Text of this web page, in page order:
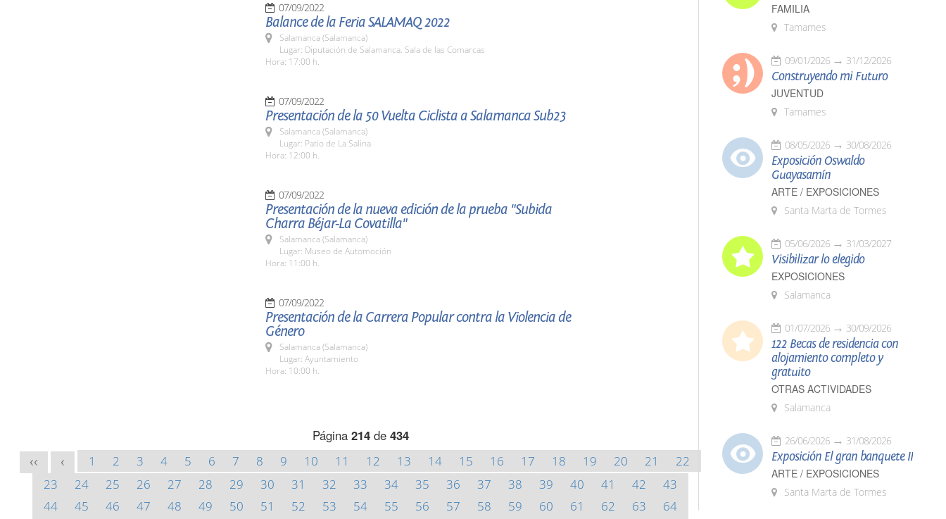
07/09/2022
Balance de la Feria SALAMAQ 2022
Salamanca (Salamanca)
Lugar: Diputación de Salamanca. Sala de las Comarcas
Hora: 17:00 h.
07/09/2022
Presentación de la 50 Vuelta Ciclista a Salamanca Sub23
Salamanca (Salamanca)
Lugar: Patio de La Salina
Hora: 12:00 h.
07/09/2022
Presentación de la nueva edición de la prueba "Subida
Charra Béjar-La Covatilla"
Salamanca (Salamanca)
Lugar: Museo de Automoción
Hora: 11:00 h.
07/09/2022
Presentación de la Carrera Popular contra la Violencia de
Género
Salamanca (Salamanca)
Lugar: Ayuntamiento
Hora: 10:00 h.
Página 214de 434
<< < 1 2 3 4 5 6 7 8 9 10 11 12 13 14 15 16 17 18 19 20 21
22
23
24 25 26 27 28 29 30 31 32 33 34 35 36 37 38 39 40 41 42
43
44
45 46 47 48 49 50 51 52 53 54 55 56 57 58 59 60 61 62 63
64
FAMILIA
Tamames
09/01/2026 31/12/2026
Construyendo mi Futuro
JUVENTUD
Tamames
08/05/2026 30/08/2026
Exposición Oswaldo
Guayasamín
ARTE / EXPOSICIONES
Santa Marta de Tormes
05/06/2026 31/03/2027
Visibilizar lo elegido
EXPOSICIONES
Salamanca
01/07/2026 30/09/2026
122 Becas de residencia con
alojamiento completo y
gratuito
OTRAS ACTIVIDADES
Salamanca
26/06/2026 31/08/2026
Exposición El gran banquete II
ARTE / EXPOSICIONES
Santa Marta de Tormes